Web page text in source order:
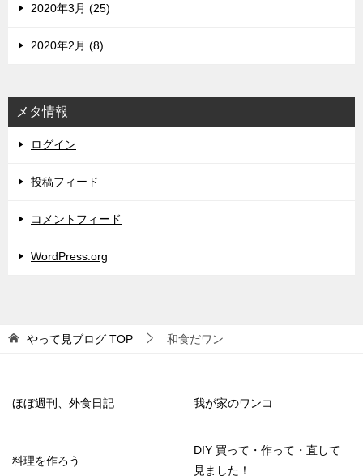
2020年3月 (25)
2020年2月 (8)
メタ情報
ログイン
投稿フィード
コメントフィード
WordPress.org
やって見ブログ TOP 和食だワン
ほぼ週刊、外食日記 我が家のワンコ
料理を作ろう
DIY 買って・作って・直して
見ました！